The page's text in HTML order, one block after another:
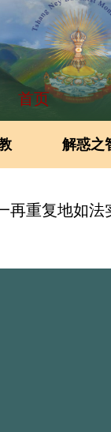
首页
解惑之
再重复地如法